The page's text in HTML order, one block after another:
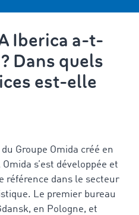
Iberica a-t-
Dans quels
est-elle
Groupe Omida créé en
s’est développée et
référence dans le secteur
Le premier bureau
en Pologne, et